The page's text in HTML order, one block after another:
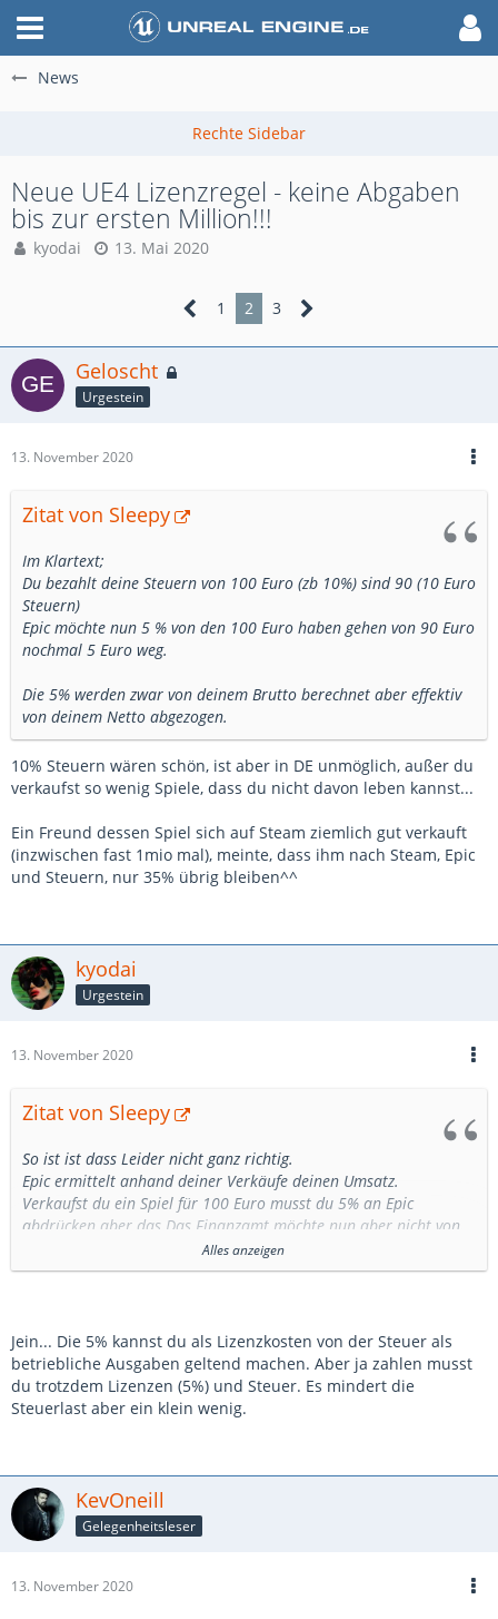
News
Neue UE4 Lizenzregel - keine Abgaben
bis zur ersten Million!!!
kyodai 13. Mai 2020
1 2 3
Geloscht
Urgestein
13. November 2020
Zitat von Sleepy
Im Klartext;
Du bezahlt deine Steuern von 100 Euro (zb 10%) sind 90 (10 Euro
Steuern)
Epic möchte nun 5 % von den 100 Euro haben gehen von 90 Euro
nochmal 5 Euro weg.
Die 5% werden zwar von deinem Brutto berechnet aber effektiv
von deinem Netto abgezogen.
10% Steuern wären schön, ist aber in DE unmöglich, außer du
verkaufst so wenig Spiele, dass du nicht davon leben kannst...
Ein Freund dessen Spiel sich auf Steam ziemlich gut verkauft
(inzwischen fast 1mio mal), meinte, dass ihm nach Steam, Epic
und Steuern, nur 35% übrig bleiben^^
kyodai
Urgestein
13. November 2020
Zitat von Sleepy
So ist ist dass Leider nicht ganz richtig.
Epic ermittelt anhand deiner Verkäufe deinen Umsatz.
Verkaufst du ein Spiel für 100 Euro musst du 5% an Epic
abdrücken aber das Das Finanzamt möchte nun aber nicht von
den 95 Euro die Steuern haben, sondern ebenfalls von den 100
Euro.
Du bezahlt deine Steuern von 100 Euro (zb 10%) sind 90 (10 Euro
Steuern)
Epic möchte nun 5 % von den 100 Euro haben gehen von 90 Euro
nochmal 5 Euro weg.
von deinem Netto abgezogen.
Alles anzeigen
Jein... Die 5% kannst du als Lizenzkosten von der Steuer als
betriebliche Ausgaben geltend machen. Aber ja zahlen musst
du trotzdem Lizenzen (5%) und Steuer. Es mindert die
Steuerlast aber ein klein wenig.
KevOneill
Gelegenheitsleser
13. November 2020